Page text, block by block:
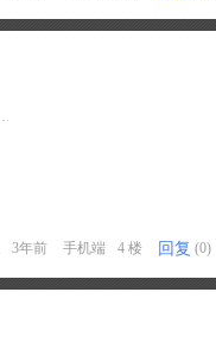
3年前 手机端 4 楼 回复 (0)